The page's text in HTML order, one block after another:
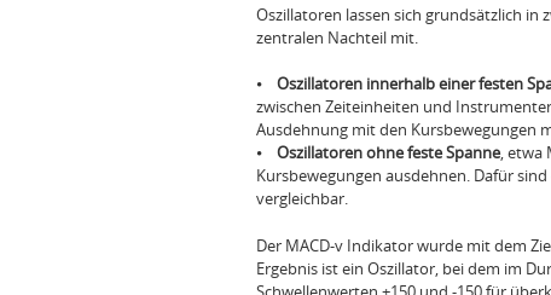
Oszillatoren lassen sich grundsätzlich in
zentralen Nachteil mit.
⦁ Oszillatoren innerhalb einer festen
zwischen Zeiteinheiten und
Ausdehnung mit den Kursbewegungen
⦁ Oszillatoren ohne feste Spanne, etwa
Kursbewegungen ausdehnen. Dafür
vergleichbar.
Der MACD-v Indikator wurde mit dem
Ergebnis ist ein Oszillator, bei dem im